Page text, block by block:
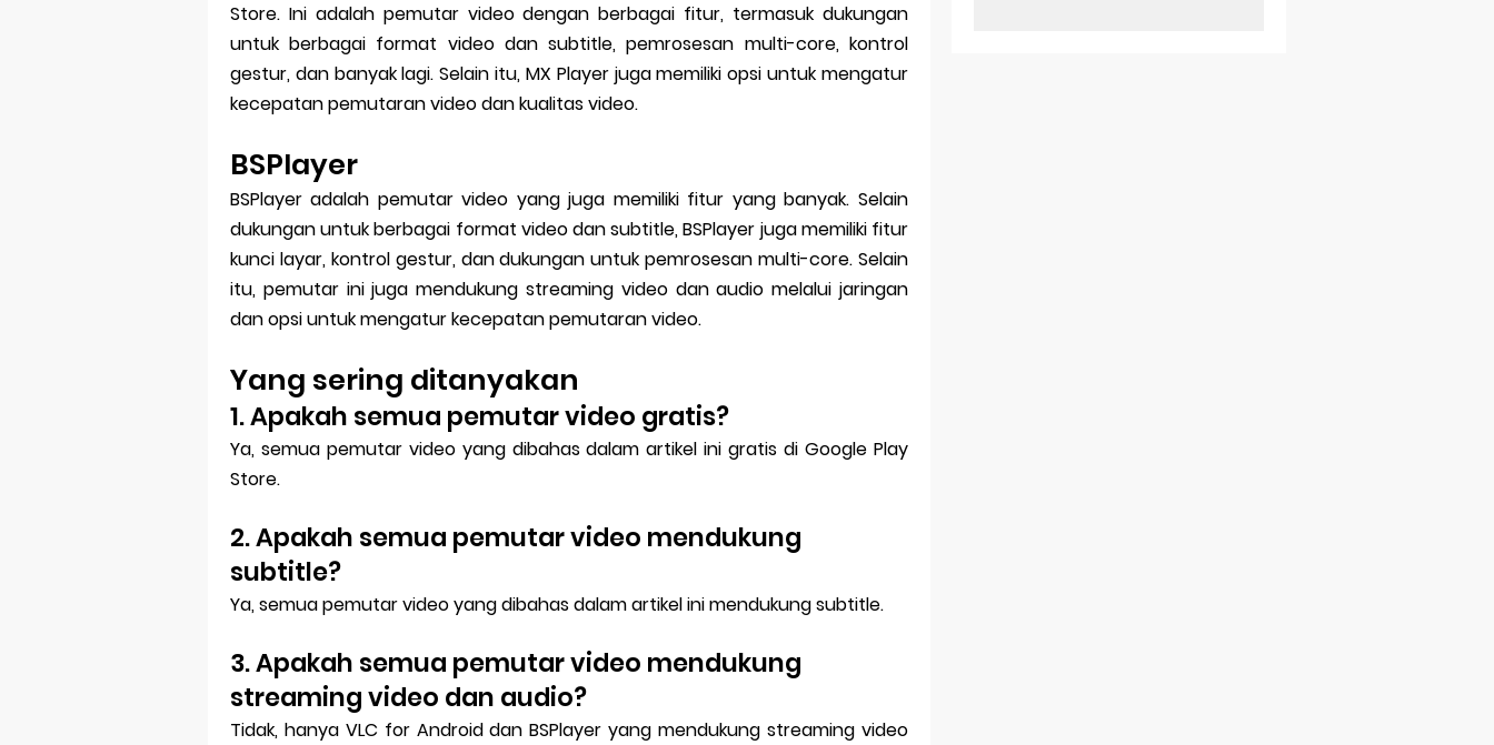
Store. Ini adalah pemutar video dengan berbagai fitur, termasuk dukungan
untuk berbagai format video dan subtitle, pemrosesan multi-core, kontrol
gestur, dan banyak lagi. Selain itu, MX Player juga memiliki opsi untuk mengatur
kecepatan pemutaran video dan kualitas video.
BSPlayer
BSPlayer adalah pemutar video yang juga memiliki fitur yang banyak. Selain
dukungan untuk berbagai format video dan subtitle, BSPlayer juga memiliki fitur
kunci layar, kontrol gestur, dan dukungan untuk pemrosesan multi-core. Selain
itu, pemutar ini juga mendukung streaming video dan audio melalui jaringan
dan opsi untuk mengatur kecepatan pemutaran video.
Yang sering ditanyakan
1. Apakah semua pemutar video gratis?
Ya, semua pemutar video yang dibahas dalam artikel ini gratis di Google Play
Store.
2. Apakah semua pemutar video mendukung
subtitle?
Ya, semua pemutar video yang dibahas dalam artikel ini mendukung subtitle.
3. Apakah semua pemutar video mendukung
streaming video dan audio?
Tidak, hanya VLC for Android dan BSPlayer yang mendukung streaming video